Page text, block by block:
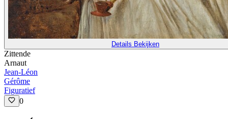
Details Bekijken
Zittende
Arnaut
Jean-Léon
Gérôme
Figuratief
0